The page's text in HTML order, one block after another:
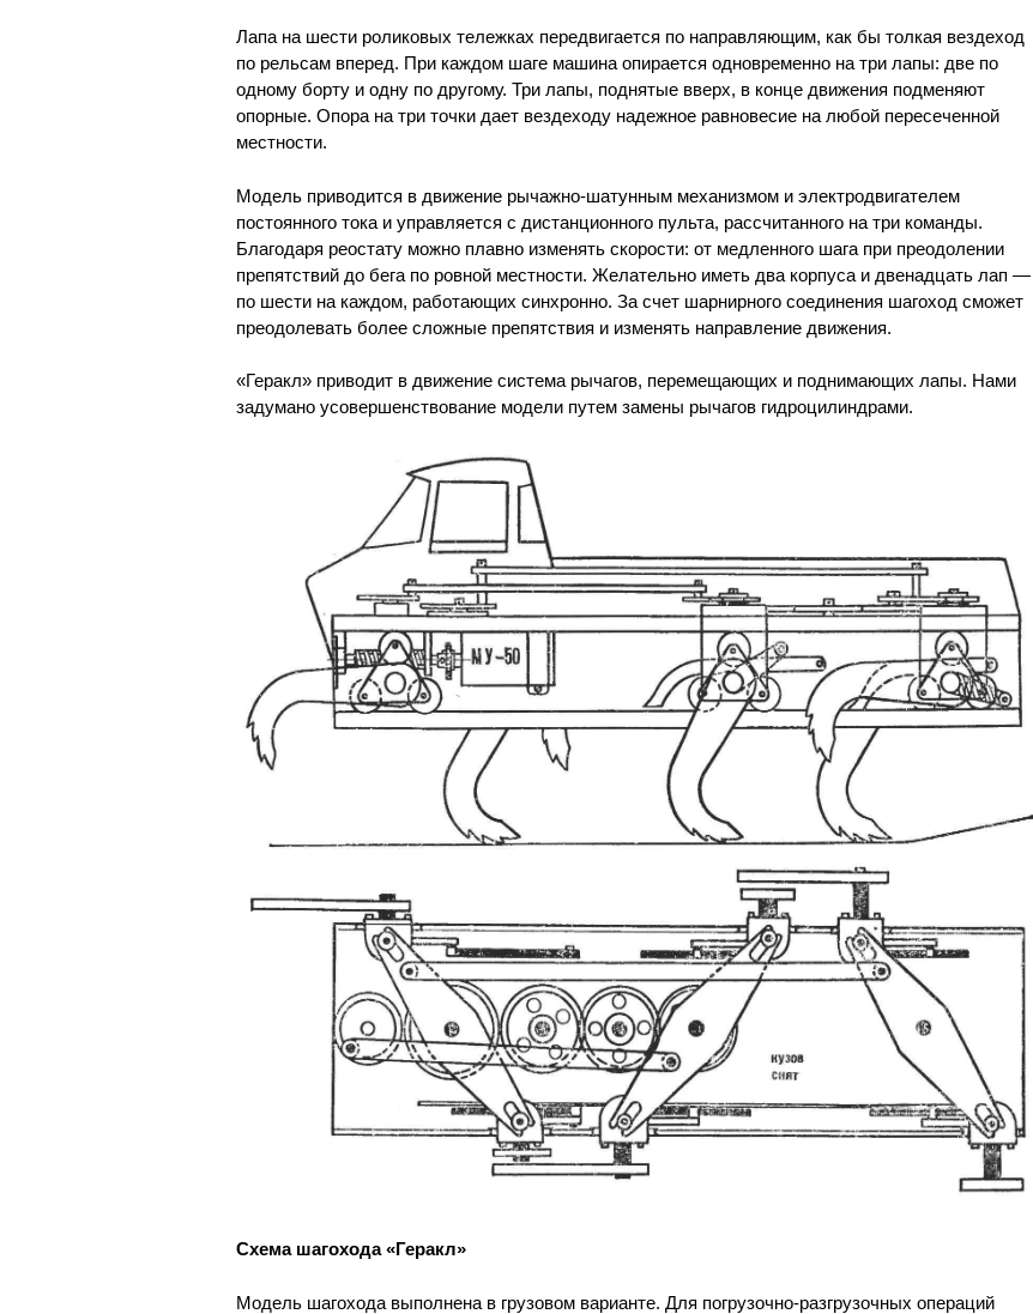
Лапа на шести роликовых тележках передвигается по направляющим, как бы толкая вездеход
по рельсам вперед. При каждом шаге машина опирается одновременно на три лапы: две по
одному борту и одну по другому. Три лапы, поднятые вверх, в конце движения подменяют
опорные. Опора на три точки дает вездеходу надежное равновесие на любой пересеченной
местности.
Модель приводится в движение рычажно-шатунным механизмом и электродвигателем
постоянного тока и управляется с дистанционного пульта, рассчитанного на три команды.
Благодаря реостату можно плавно изменять скорости: от медленного шага при преодолении
препятствий до бега по ровной местности. Желательно иметь два корпуса и двенадцать лап —
по шести на каждом, работающих синхронно. За счет шарнирного соединения шагоход сможет
преодолевать более сложные препятствия и изменять направление движения.
«Геракл» приводит в движение система рычагов, перемещающих и поднимающих лапы. Нами
задумано усовершенствование модели путем замены рычагов гидроцилиндрами.
Схема шагохода «Геракл»
Модель шагохода выполнена в грузовом варианте. Для погрузочно-разгрузочных операций